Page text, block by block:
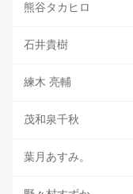
熊谷タカヒロ
石井貴樹
練木 亮輔
茂和泉千秋
葉月あすみ。